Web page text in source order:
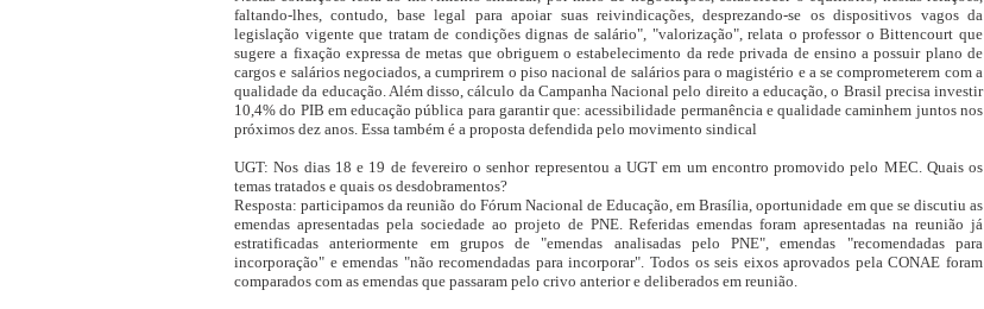
faltando-lhes, contudo, base legal para apoiar suas reivindicações, desprezando-se os dispositivos vagos da
legislação vigente que tratam de condições dignas de salário", "valorização", relata o professor o Bittencourt que
sugere a fixação expressa de metas que obriguem o estabelecimento da rede privada de ensino a possuir plano de
cargos e salários negociados, a cumprirem o piso nacional de salários para o magistério e a se comprometerem com a
qualidade da educação. Além disso, cálculo da Campanha Nacional pelo direito a educação, o Brasil precisa investir
10,4% do PIB em educação pública para garantir que: acessibilidade permanência e qualidade caminhem juntos nos
próximos dez anos. Essa também é a proposta defendida pelo movimento sindical
UGT: Nos dias 18 e 19 de fevereiro o senhor representou a UGT em um encontro promovido pelo MEC. Quais os
temas tratados e quais os desdobramentos?
Resposta: participamos da reunião do Fórum Nacional de Educação, em Brasília, oportunidade em que se discutiu as
emendas apresentadas pela sociedade ao projeto de PNE. Referidas emendas foram apresentadas na reunião já
estratificadas anteriormente em grupos de "emendas analisadas pelo PNE", emendas "recomendadas para
incorporação" e emendas "não recomendadas para incorporar". Todos os seis eixos aprovados pela CONAE foram
comparados com as emendas que passaram pelo crivo anterior e deliberados em reunião.